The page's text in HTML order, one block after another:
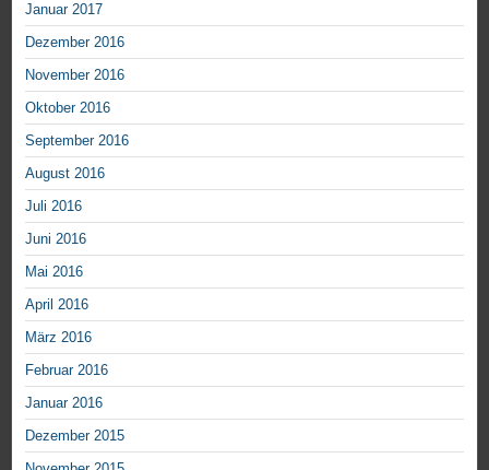
Januar 2017
Dezember 2016
November 2016
Oktober 2016
September 2016
August 2016
Juli 2016
Juni 2016
Mai 2016
April 2016
März 2016
Februar 2016
Januar 2016
Dezember 2015